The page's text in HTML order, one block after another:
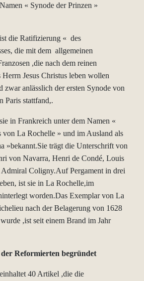
« Synode der Prinzen »
die Ratifizierung « des
die mit dem allgemeinen
,die nach dem reinen
Jesus Christus leben wollen
zwar anlässlich der ersten Synode von
Paris stattfand,.
in Frankreich unter dem Namen «
von La Rochelle » und im Ausland als
»bekannt.Sie trägt die Unterschrift von
von Navarra, Henri de Condé, Louis
Admiral Coligny.Auf Pergament in drei
ist sie in La Rochelle,im
worden.Das Exemplar von La
nach der Belagerung von 1628
,ist seit einem Brand im Jahr
Reformierten begründet
40 Artikel ,die die